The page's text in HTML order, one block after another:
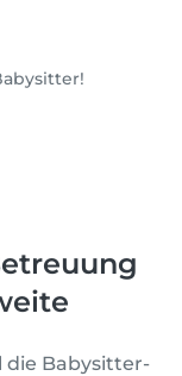
die Babysitter-